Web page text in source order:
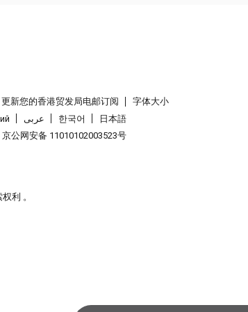
更新您的香港贸发局电邮订阅
字体大小
عربى 한국어
日本語
京公网安备 11010102003523号
利 。